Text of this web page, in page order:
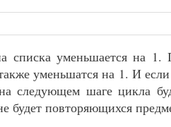
списка уменьшается на
уменьшатся на 1. И
следующем шаге цикла
будет повторяющихся